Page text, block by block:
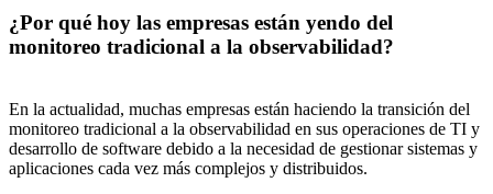
¿Por qué hoy las empresas están yendo del
monitoreo tradicional a la observabilidad?
En la actualidad, muchas empresas están haciendo la transición del
monitoreo tradicional a la observabilidad en sus operaciones de TI y
desarrollo de software debido a la necesidad de gestionar sistemas y
aplicaciones cada vez más complejos y distribuidos.